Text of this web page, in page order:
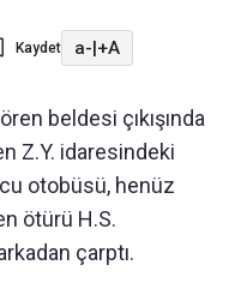
Kaydet a-|+A
beldesi çıkışında
Z.Y. idaresindeki
otobüsü, henüz
ötürü H.S.
çarptı.